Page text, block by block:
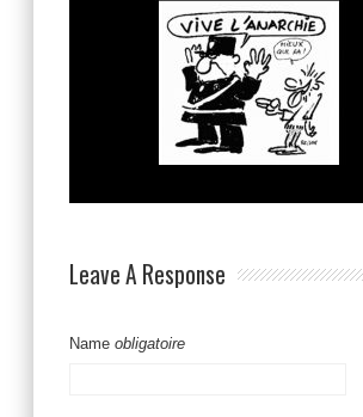
Leave A Response
Name obligatoire